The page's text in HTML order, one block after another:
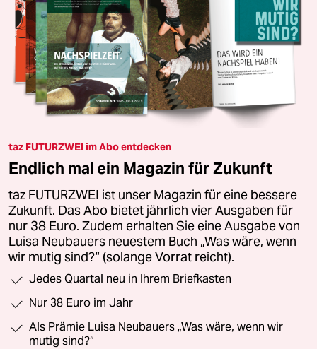
taz FUTURZWEI im Abo entdecken
Endlich mal ein Magazin für Zukunft
taz FUTURZWEI ist unser Magazin für eine bessere
Zukunft. Das Abo bietet jährlich vier Ausgaben für
nur 38 Euro. Zudem erhalten Sie eine Ausgabe von
Luisa Neubauers neuestem Buch „Was wäre, wenn
wir mutig sind?“ (solange Vorrat reicht).
Jedes Quartal neu in Ihrem Briefkasten
Nur 38 Euro im Jahr
Als Prämie Luisa Neubauers „Was wäre, wenn wir
mutig sind?“